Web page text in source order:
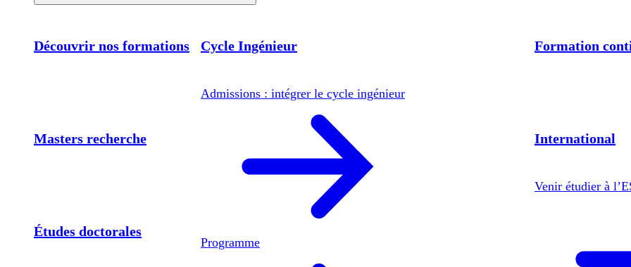
Découvrir nos formations Cycle Ingénieur
Admissions : intégrer le cycle ingénieur
Programme
Formation
International
Venir étudier à
Masters recherche
Études doctorales